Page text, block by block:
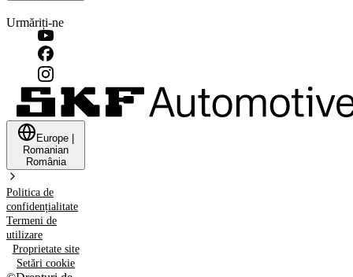
Urmăriți-ne
Europe
Romanian
România
Politica de
confidențialitate
Termeni de
utilizare
Proprietate site
Setări cookie